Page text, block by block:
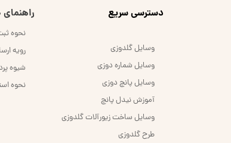
نحوه
رویه
شیوه
نحوه
​دسترسی سریع
وسایل گلدوزی
وسایل شماره دوزی
وسایل پانچ دوزی
آموزش نیدل پانچ
وسایل ساخت زیورآلات گلدوزی
طرح گلدوزی